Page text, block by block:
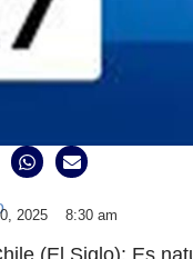
2025 8:30 am